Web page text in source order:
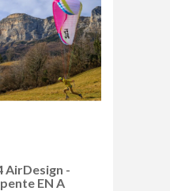
AirDesign -
EN A